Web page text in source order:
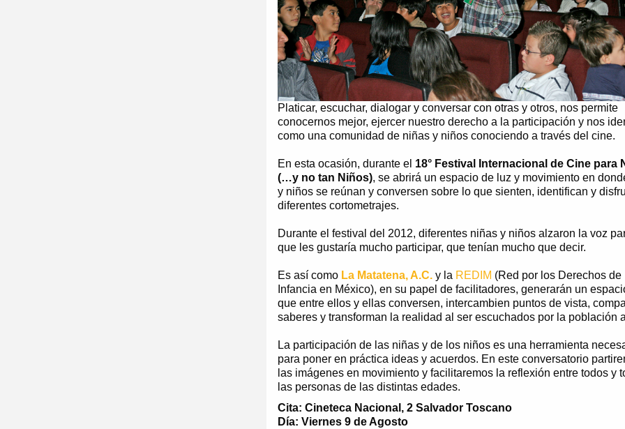
Platicar, escuchar, dialogar y conversar con otras y otros, nos permite
conocernos mejor, ejercer nuestro derecho a la participación y nos
como una comunidad de niñas y niños conociendo a través del cine.
En esta ocasión, durante el 18° Festival Internacional de Cine para
(…y no tan Niños), se abrirá un espacio de luz y movimiento en
y niños se reúnan y conversen sobre lo que sienten, identifican y
diferentes cortometrajes.
Durante el festival del 2012, diferentes niñas y niños alzaron la voz
que les gustaría mucho participar, que tenían mucho que decir.
Es así como La Matatena, A.C. y la REDIM (Red por los Derechos de
Infancia en México), en su papel de facilitadores, generarán un
que entre ellos y ellas conversen, intercambien puntos de vista,
saberes y transforman la realidad al ser escuchados por la población
La participación de las niñas y de los niños es una herramienta
para poner en práctica ideas y acuerdos. En este conversatorio
las imágenes en movimiento y facilitaremos la reflexión entre todos y
las personas de las distintas edades.
Cita: Cineteca Nacional, 2 Salvador Toscano
Día: Viernes 9 de Agosto